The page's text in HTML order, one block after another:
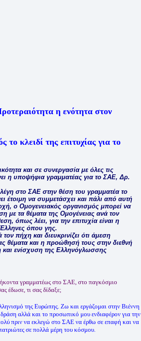
η ενότητα στον
το κλειδί της επιτυχίας για το
και σε συνεργασία με όλες τις
η υποψήφια γραμματέας για το ΣΑΕ, Δρ.
στο ΣΑΕ στην θέση του γραμματέα το
έτοιμη να συμμετάσχει και πάλι από αυτή
ο Ομογενειακός οργανισμός μπορεί να
με τα θέματα της Ομογένειας ανά τον
όπως λέει, για την επιτυχία είναι η
όπου γης.
πήχη και διευκρινίζει ότι άμεση
θέματα και η προώθησή τους στην διεθνή
και ενίσχυση της Ελληνόγλωσσης
γραμματέως στο ΣΑΕ, στο παγκόσμιο
έδωσε, τι σας δίδαξε;
της Ευρώπης. Ζω και εργάζομαι στην Βιέννη
αλλά και το προσωπικό μου ενδιαφέρον για την
πριν να εκλεγώ στο ΣΑΕ να έρθω σε επαφή και να
σε πολλά μέρη του κόσμου.